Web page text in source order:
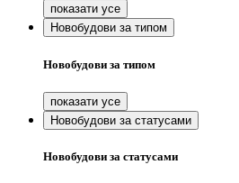
Новобудови за типом
Новобудови за типом
Новобудови за статусами
Новобудови за статусами